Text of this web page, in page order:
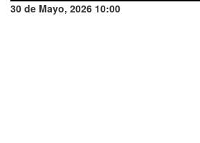
30 de Mayo, 2026 10:00